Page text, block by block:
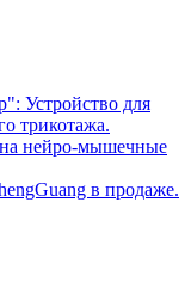
Устройство для
трикотажа.
нейро-мышечные
в продаже.